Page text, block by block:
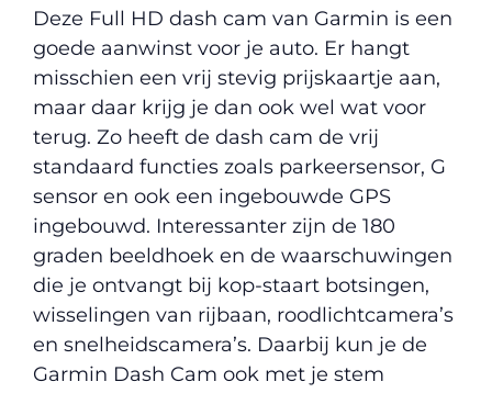
Deze Full HD dash cam van Garmin is een
goede aanwinst voor je auto. Er hangt
misschien een vrij stevig prijskaartje aan,
maar daar krijg je dan ook wel wat voor
terug. Zo heeft de dash cam de vrij
standaard functies zoals parkeersensor, G
sensor en ook een ingebouwde GPS
ingebouwd. Interessanter zijn de 180
graden beeldhoek en de waarschuwingen
die je ontvangt bij kop-staart botsingen,
wisselingen van rijbaan, roodlichtcamera’s
en snelheidscamera’s. Daarbij kun je de
Garmin Dash Cam ook met je stem